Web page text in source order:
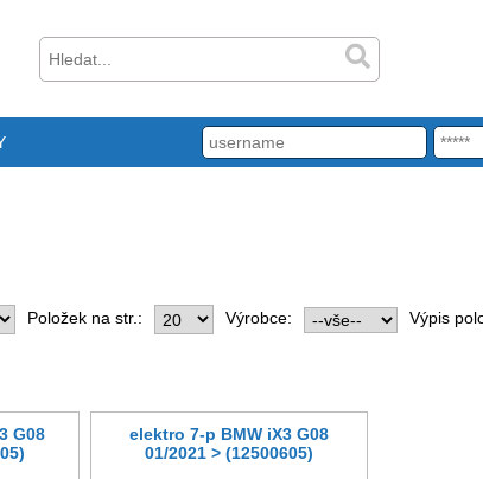
Položek na str.: Výrobce: Výpis
G08
elektro 7-p BMW iX3 G08
01/2021 > (12500605)